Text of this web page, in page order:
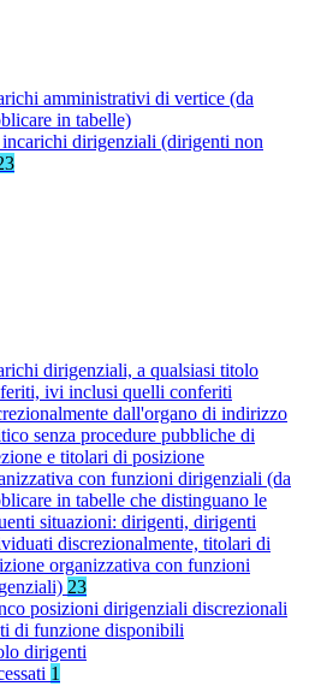
amministrativi di vertice (da
in tabelle)
dirigenziali (dirigenti non
dirigenziali, a qualsiasi titolo
ivi inclusi quelli conferiti
dall'organo di indirizzo
senza procedure pubbliche di
e titolari di posizione
con funzioni dirigenziali (da
in tabelle che distinguano le
situazioni: dirigenti, dirigenti
discrezionalmente, titolari di
organizzativa con funzioni
23
posizioni dirigenziali discrezionali
di funzione disponibili
dirigenti
1